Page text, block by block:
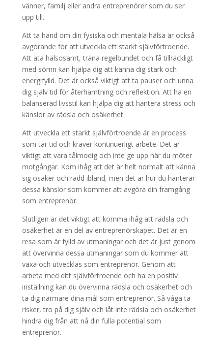
vänner, familj eller andra entreprenörer som du ser
upp till.
Att ta hand om din fysiska och mentala hälsa är också
avgörande för att utveckla ett starkt självförtroende.
Att äta hälsosamt, träna regelbundet och få tillräckligt
med sömn kan hjälpa dig att känna dig stark och
energifylld. Det är också viktigt att ta pauser och unna
dig själv tid för återhämtning och reflektion. Att ha en
balanserad livsstil kan hjälpa dig att hantera stress och
känslor av rädsla och osäkerhet.
Att utveckla ett starkt självförtroende är en process
som tar tid och kräver kontinuerligt arbete. Det är
viktigt att vara tålmodig och inte ge upp när du möter
motgångar. Kom ihåg att det är helt normalt att känna
sig osäker och rädd ibland, men det är hur du hanterar
dessa känslor som kommer att avgöra din framgång
som entreprenör.
Slutligen är det viktigt att komma ihåg att rädsla och
osäkerhet är en del av entreprenörskapet. Det är en
resa som är fylld av utmaningar och det är just genom
att övervinna dessa utmaningar som du kommer att
växa och utvecklas som entreprenör. Genom att
arbeta med ditt självförtroende och ha en positiv
inställning kan du övervinna rädsla och osäkerhet och
ta dig närmare dina mål som entreprenör. Så våga ta
risker, tro på dig själv och låt inte rädsla och osäkerhet
hindra dig från att nå din fulla potential som
entreprenör.